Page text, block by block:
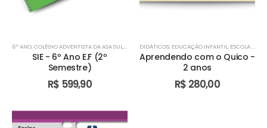
6º ANO,COLÉGIO ADVENTISTA DA ASA SUL,COLÉGIO ADVENTISTA DE ÁGUAS CLARAS,COLÉGIO
SIE - 6º Ano E.F (2º
Semestre)
R$ 599,90
DIDÁTICOS, EDUCAÇÃO INFANTIL, ESCOLA ADVENTISTA DE FORMOSA – GO
Aprendendo com o Quico -
2 anos
R$ 280,00